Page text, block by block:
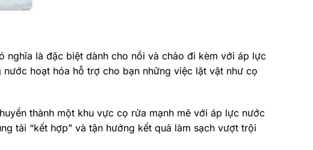
nghĩa là đặc biệt dành cho nồi và chảo đi kèm với áp lực
hoạt hóa hỗ trợ cho bạn những việc lặt vặt như cọ
thành một khu vực cọ rửa mạnh mẽ với áp lực nước
tải “kết hợp” và tận hưởng kết quả làm sạch vượt trội